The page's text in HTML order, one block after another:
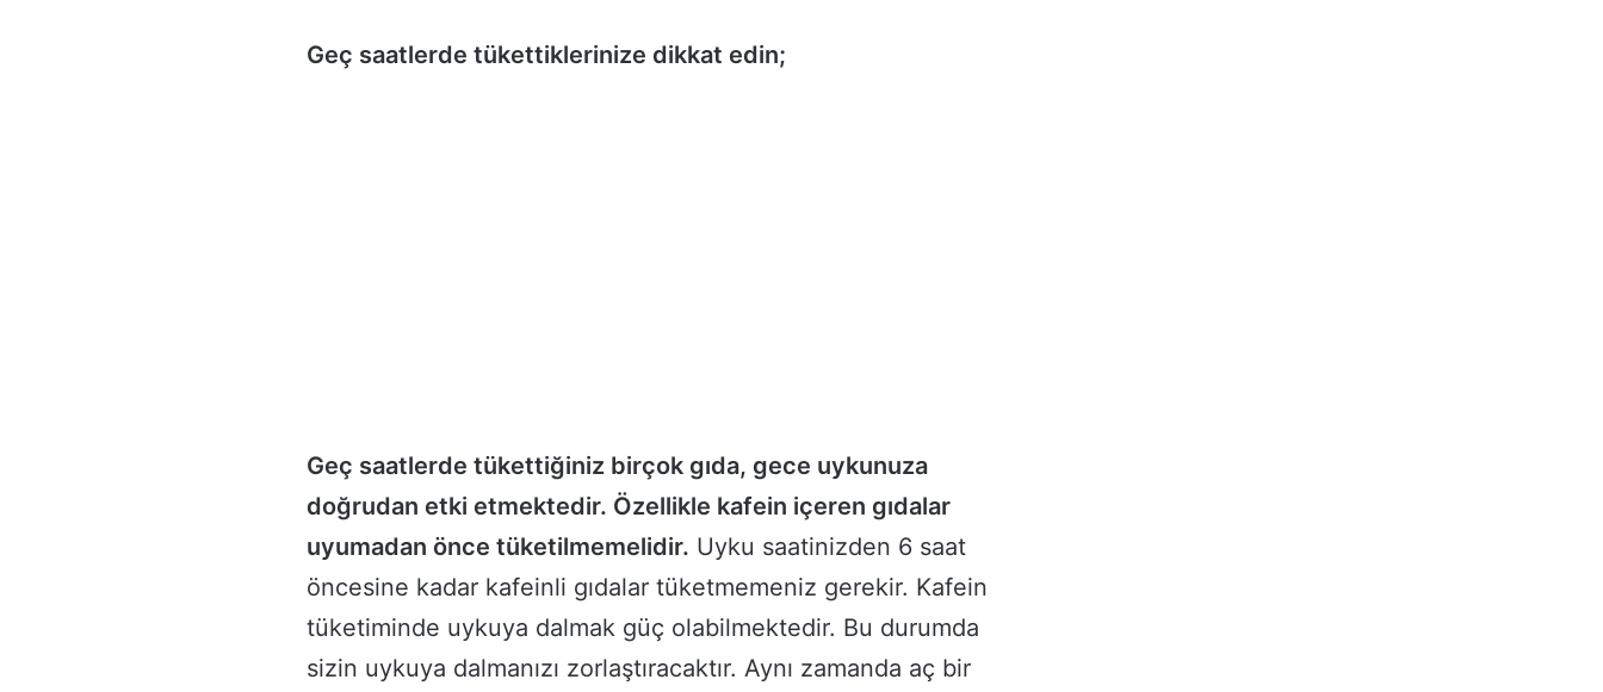
Geç saatlerde tükettiklerinize dikkat edin;
Geç saatlerde tükettiğiniz birçok gıda, gece uykunuza
doğrudan etki etmektedir. Özellikle kafein içeren gıdalar
uyumadan önce tüketilmemelidir. Uyku saatinizden 6 saat
öncesine kadar kafeinli gıdalar tüketmemeniz gerekir. Kafein
tüketiminde uykuya dalmak güç olabilmektedir. Bu durumda
sizin uykuya dalmanızı zorlaştıracaktır. Aynı zamanda aç bir